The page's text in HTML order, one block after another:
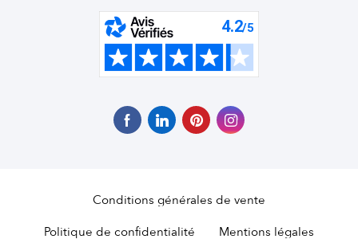
Conditions générales de vente
Politique de confidentialité Mentions légales